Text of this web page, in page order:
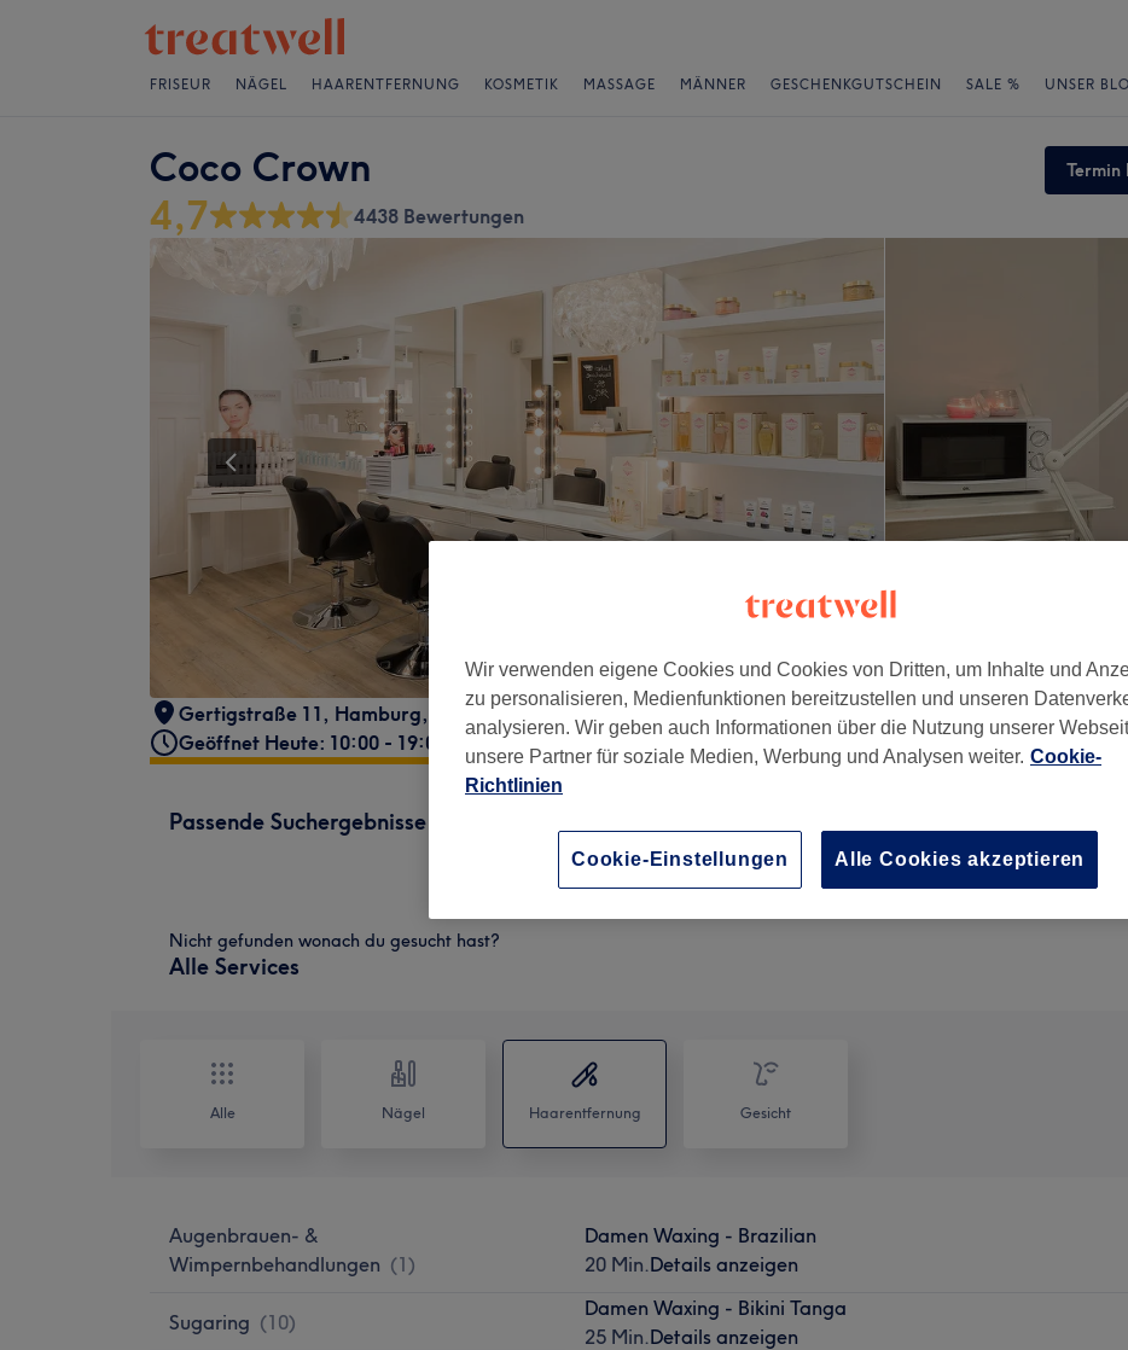
FRISEUR NÄGEL HAARENTFERNUNG KOSMETIK MASSAGE MÄNNER GESCHENKGUTSCHEIN SALE % UNSER
Coco Crown Termin
4,7 4438 Bewertungen
Gertigstraße 11 , Hamburg,
22303
Geöffnet Heute: 10:00 - 19:00
Passende Suchergebnisse
20 Min.Details anzeigen
Nicht gefunden wonach du gesucht hast?
Alle Services
Alle Nägel Haarentfernung Gesicht
Augenbrauen- &
Wimpernbehandlungen (1)
Sugaring (10)
Damen Waxing - Brazilian
20 Min.Details anzeigen
Damen Waxing - Bikini Tanga
25 Min.Details anzeigen
Wir verwenden eigene Cookies und Cookies von Dritten, um Inhalte und
zu personalisieren, Medienfunktionen bereitzustellen und unseren
analysieren. Wir geben auch Informationen über die Nutzung unserer
unsere Partner für soziale Medien, Werbung und Analysen weiter. Cookie-
Richtlinien
Cookie-Einstellungen Alle Cookies akzeptieren